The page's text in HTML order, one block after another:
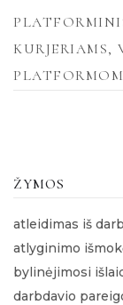
KURJERIAMS,
ŽYMOS
atleidimas iš
atlyginimo
bylinėjimosi
darbdavio